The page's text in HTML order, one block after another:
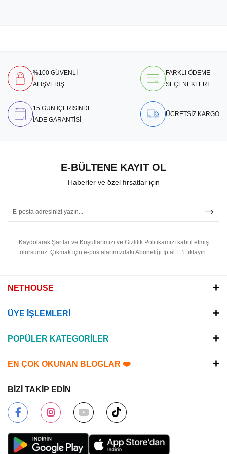
%100 GÜVENLİ
ALIŞVERİŞ
FARKLI ÖDEME
SEÇENEKLERİ
15 GÜN İÇERİSİNDE
İADE GARANTİSİ
ÜCRETSİZ KARGO
E-BÜLTENE KAYIT OL
Haberler ve özel fırsatlar için
Kaydolarak Şartlar ve Koşullarımızı ve Gizlilik Politikamızı kabul etmiş
olursunuz. Çıkmak için e-postalarımızdaki Aboneliği İptal Et’i tıklayın.
NETHOUSE
ÜYE İŞLEMLERİ
POPÜLER KATEGORİLER
EN ÇOK OKUNAN BLOGLAR ❤️
BİZİ TAKİP EDİN